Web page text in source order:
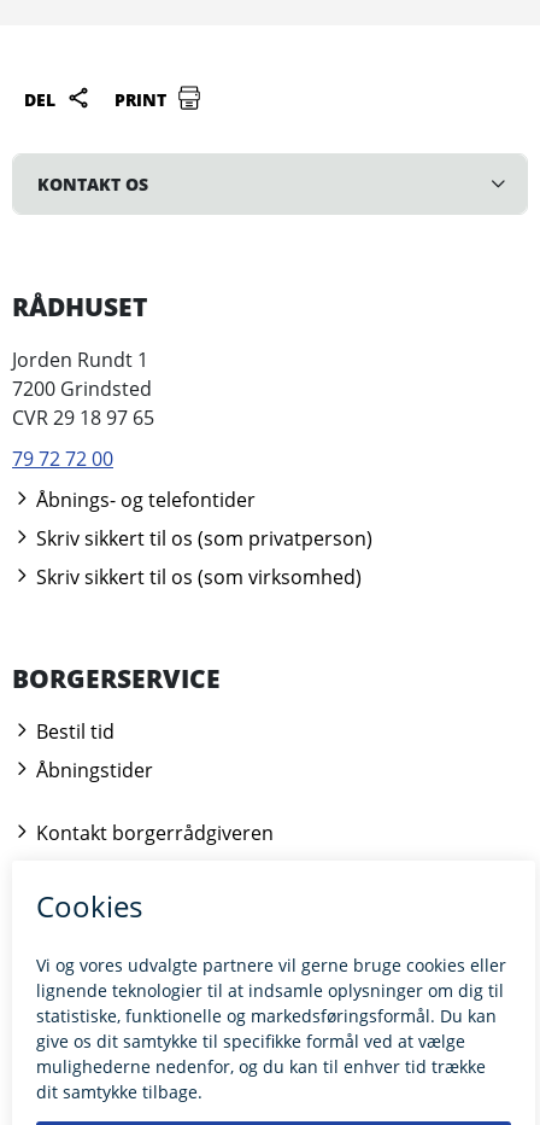
DEL PRINT
KONTAKT OS
RÅDHUSET
Jorden Rundt 1
7200 Grindsted
CVR 29 18 97 65
79 72 72 00
Åbnings- og telefontider
Skriv sikkert til os (som privatperson)
Skriv sikkert til os (som virksomhed)
BORGERSERVICE
Bestil tid
Åbningstider
Kontakt borgerrådgiveren
Tilgængelighedserklæring
Giv feedback til hjemmesiden